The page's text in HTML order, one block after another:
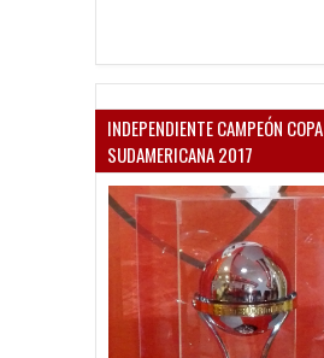
INDEPENDIENTE CAMPEÓN COPA
SUDAMERICANA 2017